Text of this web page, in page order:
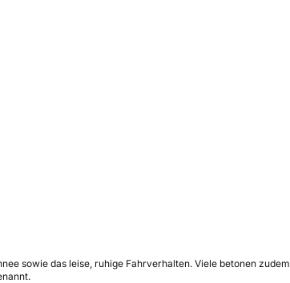
sowie das leise, ruhige Fahrverhalten. Viele betonen